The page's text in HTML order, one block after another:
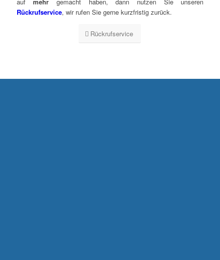
Rückrufservice, wir rufen Sie gerne kurzfristig zurück.
Rückrufservice